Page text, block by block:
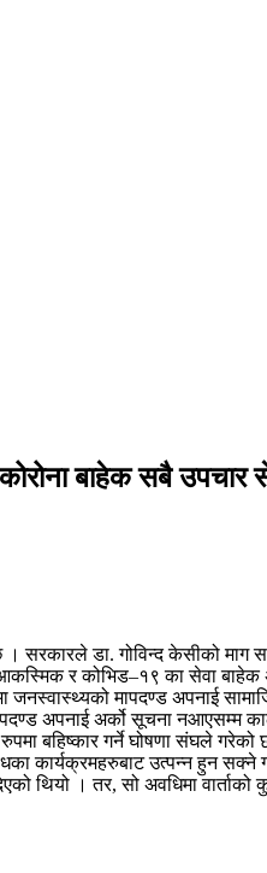
बाहेक सबै उपचार
डा. गोविन्द केसीको माग
र कोभिड–१९ का सेवा बाहेक
मापदण्ड अपनाई
अपनाई अर्को सूचना
बहिष्कार गर्ने घोषणा संघले
कार्यक्रमहरुबाट उत्पन्न हुन
थियो । तर, सो अवधिमा